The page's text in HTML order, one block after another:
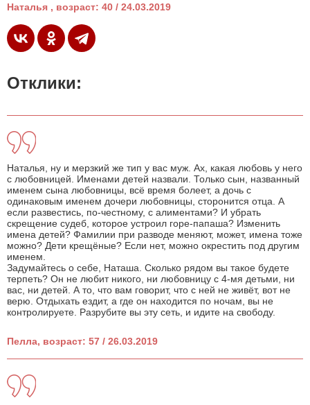
Наталья , возраст: 40 / 24.03.2019
Отклики:
Наталья, ну и мерзкий же тип у вас муж. Ах, какая любовь у него
с любовницей. Именами детей назвали. Только сын, названный
именем сына любовницы, всё время болеет, а дочь с
одинаковым именем дочери любовницы, сторонится отца. А
если развестись, по-честному, с алиментами? И убрать
скрещение судеб, которое устроил горе-папаша? Изменить
имена детей? Фамилии при разводе меняют, может, имена тоже
можно? Дети крещёные? Если нет, можно окрестить под другим
именем.
Задумайтесь о себе, Наташа. Сколько рядом вы такое будете
терпеть? Он не любит никого, ни любовницу с 4-мя детьми, ни
вас, ни детей. А то, что вам говорит, что с ней не живёт, вот не
верю. Отдыхать ездит, а где он находится по ночам, вы не
контролируете. Разрубите вы эту сеть, и идите на свободу.
Пелла, возраст: 57 / 26.03.2019